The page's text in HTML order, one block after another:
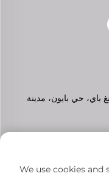
باي، حي بايون، مدينة
We use cookies